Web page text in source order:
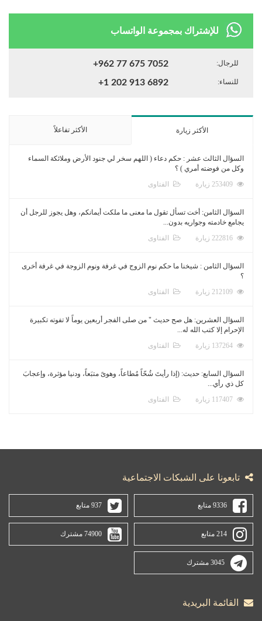
للإشتراك بمجموعة الواتساب
للرجال: +962 77 675 7052
للنساء: +1 202 913 6892
الأكثر زيارة الأكثر تفاعلاً
السؤال الثالث عشر : حكم دعاء ( اللهم سخر لي جنود الأرض وملائكة السماء
وكل من فوضته أمري ) ؟
الفتاوى
السؤال الثامن: أخت تسأل تقول ما معنى ما ملكت أيمانكم، وهل يجوز للرجل أن
يجامع خادمته وجواريه بدون...
الفتاوى
السؤال الثامن : شيخنا ما حكم نوم الزوج في غرفة ونوم الزوجة في غرفة أخرى
؟
الفتاوى
السؤال العشرين: هل صح حديث " من صلى الفجر أربعين يوماً لا تفوته تكبيرة
الإحرام إلا كتب الله له...
الفتاوى
السؤال السابع: حديث: (إذا رأيتَ شُحّاً مُطاعاً، وهوىً متبَعاً، ودنيا مؤثرة، وإعجابَ
كل ذي رأي...
الفتاوى
تابعونا على الشبكات الاجتماعية
9336 متابع 937 متابع
214 متابع 74900 مشترك
3045 مشترك
القائمة البريدية